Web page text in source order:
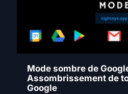
Mode sombre de
Assombrissement de
Google